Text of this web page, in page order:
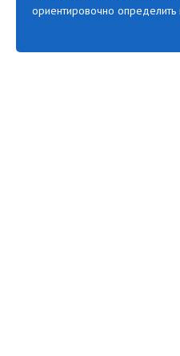
ориентировочно определить